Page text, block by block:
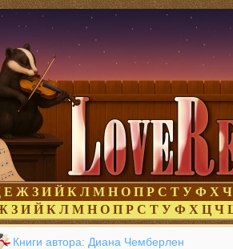
Е Ж З И Й К Л М Н О П Р С Т У Ф Х Ч
З И Й К Л М Н О П Р С Т У Ф Х Ц Ч
Книги автора: Диана Чемберлен